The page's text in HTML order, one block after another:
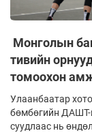
Монголын
тивийн
томоохон
Улаанбаатар
бөмбөгийн ДАШТ-
суудлаас нь